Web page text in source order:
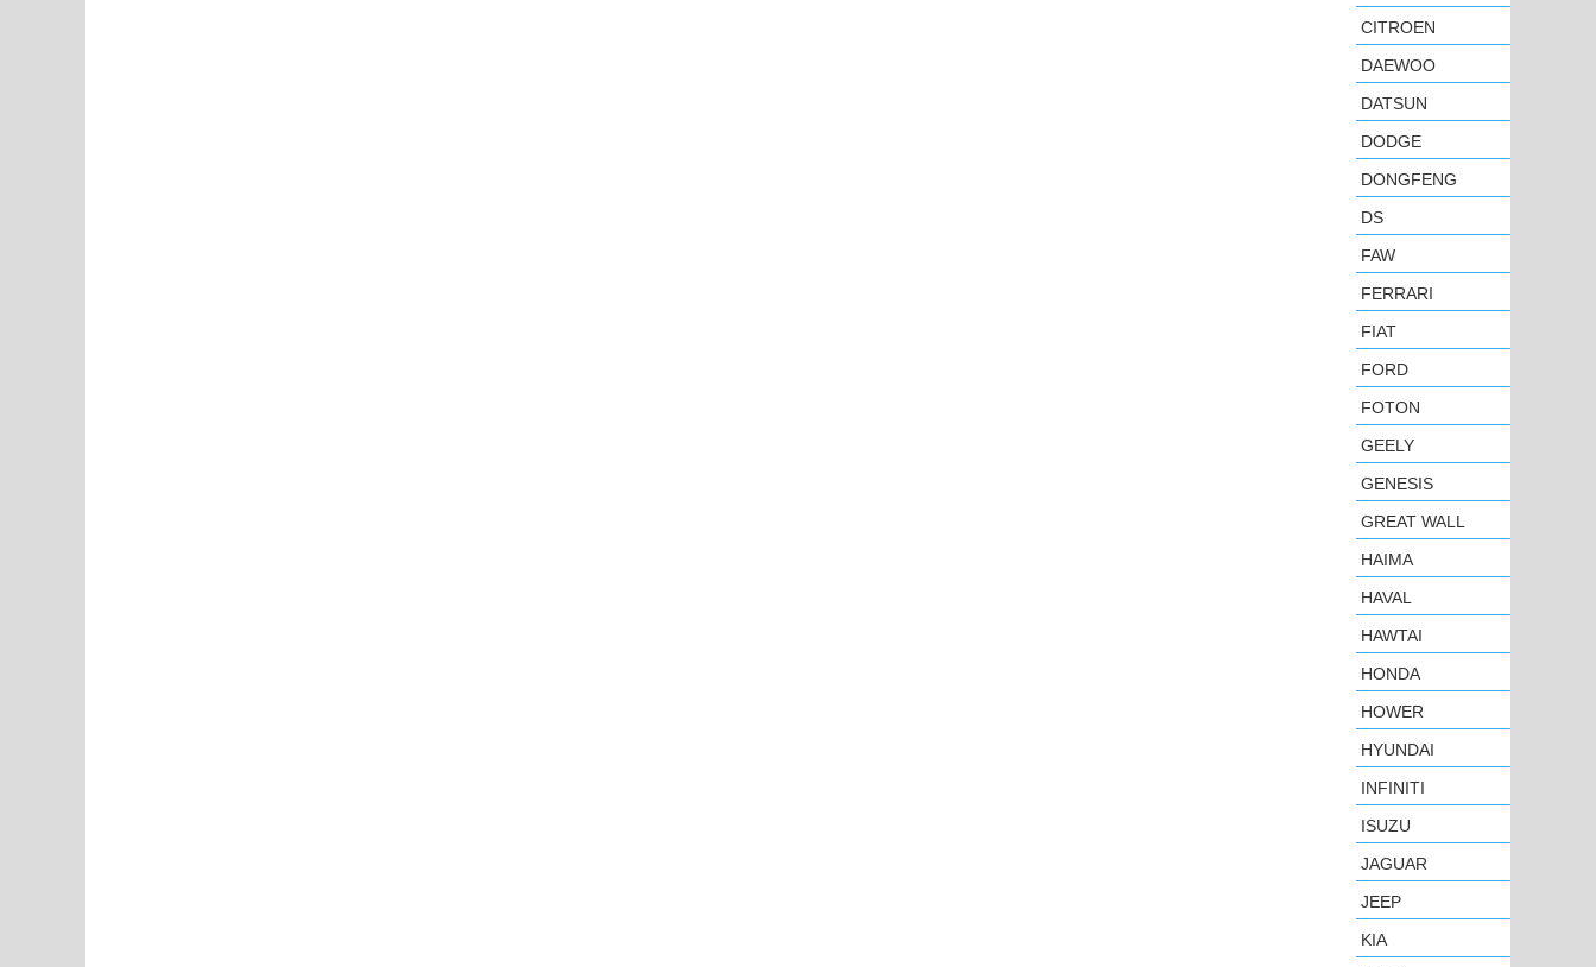
CITROEN
DAEWOO
DATSUN
DODGE
DONGFENG
DS
FAW
FERRARI
FIAT
FORD
FOTON
GEELY
GENESIS
GREAT WALL
HAIMA
HAVAL
HAWTAI
HONDA
HOWER
HYUNDAI
INFINITI
ISUZU
JAGUAR
JEEP
KIA